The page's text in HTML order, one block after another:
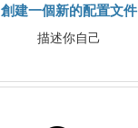
創建一個新的配置文件
描述你自己